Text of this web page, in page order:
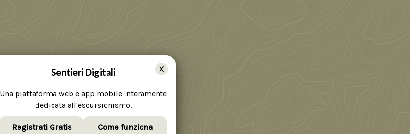
Sentieri Digitali
Una piattaforma web e app mobile interamente
dedicata all'escursionismo.
Registrati Gratis Come funziona